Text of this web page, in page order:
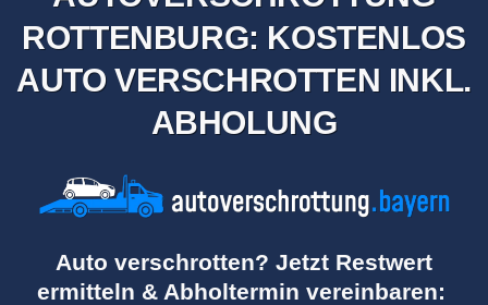
ROTTENBURG: KOSTENLOS
AUTO VERSCHROTTEN INKL.
ABHOLUNG
Auto verschrotten? Jetzt Restwert
ermitteln & Abholtermin vereinbaren: